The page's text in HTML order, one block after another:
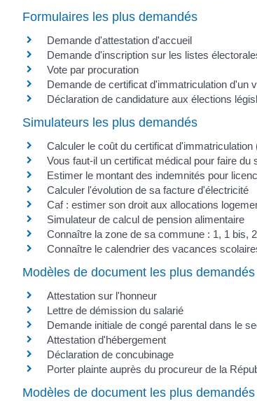
Formulaires les plus demandés
Demande d'attestation d'accueil
Demande d'inscription sur les listes
Vote par procuration
Demande de certificat d'immatriculation d'un
Déclaration de candidature aux élections
Simulateurs les plus demandés
Calculer le coût du certificat d'immatriculation
Vous faut-il un certificat médical pour faire du
Estimer le montant des indemnités pour
Calculer l'évolution de sa facture d'électricité
Caf : estimer son droit aux allocations
Simulateur de calcul de pension alimentaire
Connaître la zone de sa commune : 1, 1 bis,
Connaître le calendrier des vacances
Modèles de document les plus demandés
Attestation sur l'honneur
Lettre de démission du salarié
Demande initiale de congé parental dans le
Attestation d'hébergement
Déclaration de concubinage
Porter plainte auprès du procureur de la
Modèles de document les plus demandés